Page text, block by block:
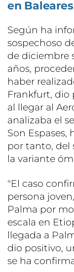
en
Según ha
sospechoso
de diciembre
años,
haber
Frankfurt, dio
al llegar al
analizaba el
Son Espases,
por tanto, del
la variante
"El caso
persona
Palma por
escala en
llegada a
dio positivo,
se ha